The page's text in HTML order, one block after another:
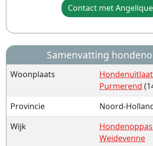
Contact met Angelique
Samenvatting
Woonplaats
Purmerend
Provincie
Noord-
Wijk
Weidevenne